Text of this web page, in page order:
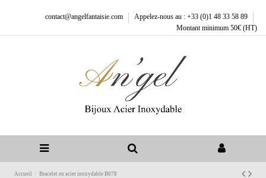
contact@angelfantaisie.com
Appelez-nous au : +33 (0)1 48 33 58 89
Montant minimum 50€ (HT)
Accueil Bracelet en acier inoxydable B078